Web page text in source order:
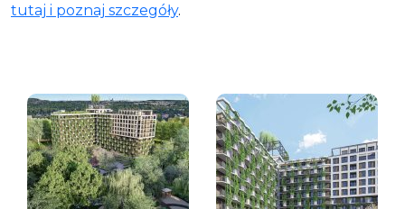
tutaj i poznaj szczegóły.